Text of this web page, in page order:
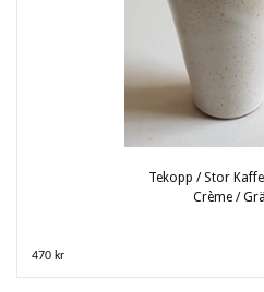
Tekopp / Stor
Crème /
470 kr